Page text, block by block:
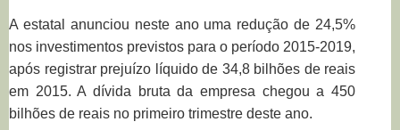
A estatal anunciou neste ano uma redução de 24,5%
nos investimentos previstos para o período 2015-2019,
após registrar prejuízo líquido de 34,8 bilhões de reais
em 2015. A dívida bruta da empresa chegou a 450
bilhões de reais no primeiro trimestre deste ano.